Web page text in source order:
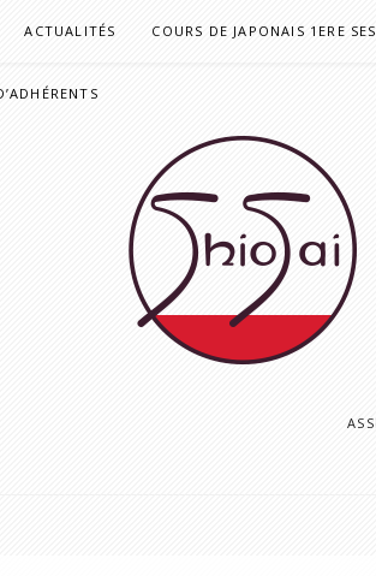
ACTUALITÉS COURS DE JAPONAIS 1ERE